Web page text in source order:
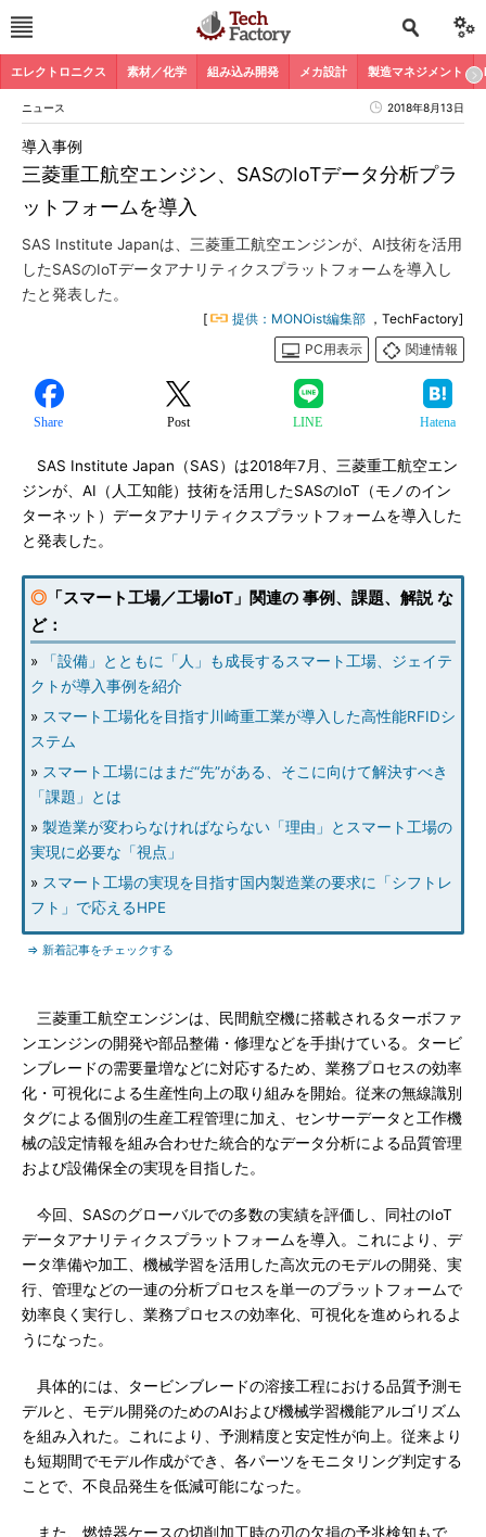
エレクトロニクス 素材／化学 組み込み開発 メカ設計 製造マネジメント
ニュース 2018年8月13日
三菱重工航空エンジン、SASのIoTデータ分析プラ
ットフォームを導入
導入事例
SAS Institute Japanは、三菱重工航空エンジンが、AI技術を活用
したSASのIoTデータアナリティクスプラットフォームを導入し
たと発表した。
[ 提供：MONOist編集部 ，TechFactory]
PC用表示
関連情報
Share Post LINE Hatena
SAS Institute Japan（SAS）は2018年7月、三菱重工航空エン
ジンが、AI（人工知能）技術を活用したSASのIoT（モノのイン
ターネット）データアナリティクスプラットフォームを導入した
と発表した。
◎ 「スマート工場／工場IoT」関連の 事例、課題、解説 な
ど：
»
「設備」とともに「人」も成長するスマート工場、ジェイテ
クトが導入事例を紹介
» スマート工場化を目指す川崎重工業が導入した高性能RFIDシ
ステム
» スマート工場にはまだ“先”がある、そこに向けて解決すべき
「課題」とは
» 製造業が変わらなければならない「理由」とスマート工場の
実現に必要な「視点」
» スマート工場の実現を目指す国内製造業の要求に「シフトレ
フト」で応えるHPE
⇒ 新着記事をチェックする
三菱重工航空エンジンは、民間航空機に搭載されるターボファ
ンエンジンの開発や部品整備・修理などを手掛けている。タービ
ンブレードの需要量増などに対応するため、業務プロセスの効率
化・可視化による生産性向上の取り組みを開始。従来の無線識別
タグによる個別の生産工程管理に加え、センサーデータと工作機
械の設定情報を組み合わせた統合的なデータ分析による品質管理
および設備保全の実現を目指した。
今回、SASのグローバルでの多数の実績を評価し、同社のIoT
データアナリティクスプラットフォームを導入。これにより、デ
ータ準備や加工、機械学習を活用した高次元のモデルの開発、実
行、管理などの一連の分析プロセスを単一のプラットフォームで
効率良く実行し、業務プロセスの効率化、可視化を進められるよ
うになった。
具体的には、タービンブレードの溶接工程における品質予測モ
デルと、モデル開発のためのAIおよび機械学習機能アルゴリズム
を組み入れた。これにより、予測精度と安定性が向上。従来より
も短期間でモデル作成ができ、各パーツをモニタリング判定する
ことで、不良品発生を低減可能になった。
また、燃焼器ケースの切削加工時の刃の欠損の予兆検知もで